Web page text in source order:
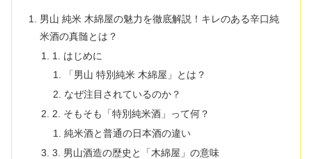
男山 純米 木綿屋の魅力を徹底解説！キレのある辛口純
米酒の真髄とは？
1. はじめに
「男山 特別純米 木綿屋」とは？
なぜ注目されているのか？
2. そもそも「特別純米酒」って何？
純米酒と普通の日本酒の違い
3. 男山酒造の歴史と「木綿屋」の意味